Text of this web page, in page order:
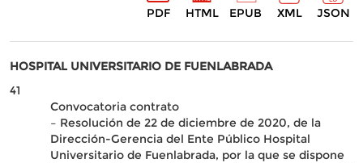
PDF HTML EPUB XML JSON
HOSPITAL UNIVERSITARIO DE FUENLABRADA
41
Convocatoria contrato
– Resolución de 22 de diciembre de 2020, de la
Dirección-Gerencia del Ente Público Hospital
Universitario de Fuenlabrada, por la que se dispone